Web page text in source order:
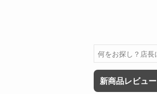
検
索
新商品レビュー